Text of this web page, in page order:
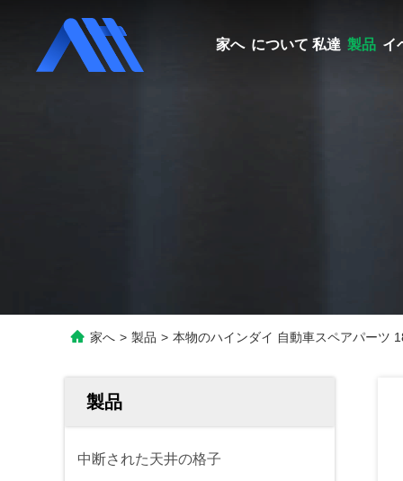
家へ について 私達 製品 イ
家へ > 製品 > 本物のハインダイ 自動車スペアパーツ
製品
中断された天井の格子